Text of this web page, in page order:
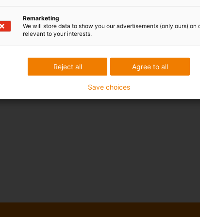
Remarketing
We will store data to show you our advertisements (only ours) on
relevant to your interests.
Agree to all
Reject all
Save choices